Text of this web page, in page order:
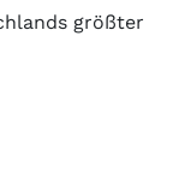
größter